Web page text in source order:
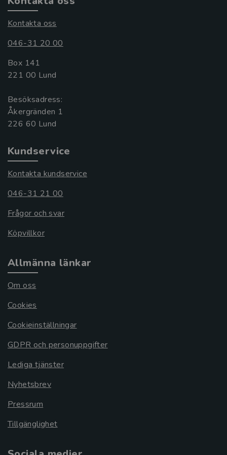
Kontakta oss
046-31 20 00
Box 141
221 00 Lund
Besöksadress:
Åkergränden 1
Kundservice
Kontakta kundservice
046-31 21 00
Frågor och svar
Köpvillkor
Allmänna länkar
Om oss
Cookies
Cookieinställningar
GDPR och personuppgifter
Lediga tjänster
Nyhetsbrev
Pressrum
Tillgänglighet